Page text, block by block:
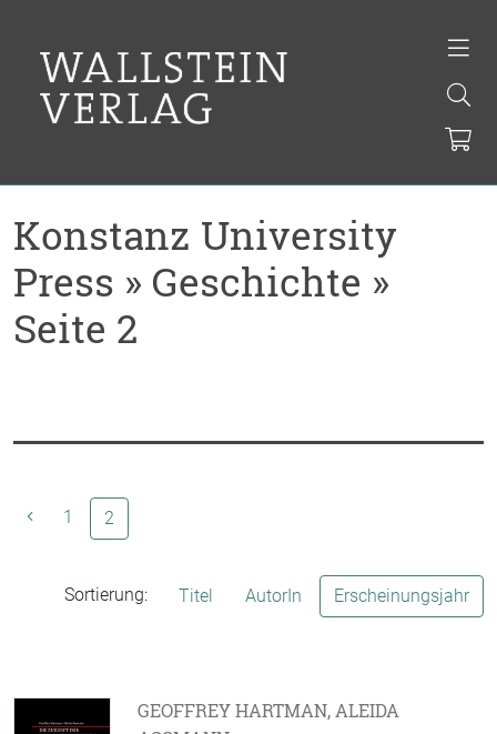
Konstanz University
Press » Geschichte »
Seite 2
1 2
Sortierung: Titel AutorIn Erscheinungsjahr
GEOFFREY HARTMAN, ALEIDA